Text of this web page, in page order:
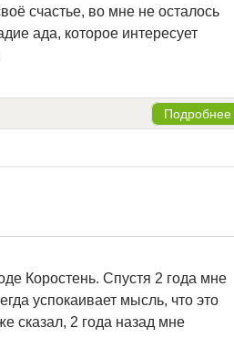
счастье, во мне не осталось
ада, которое интересует
Подробнее
Коростень. Спустя 2 года мне
успокаивает мысль, что это
сказал, 2 года назад мне